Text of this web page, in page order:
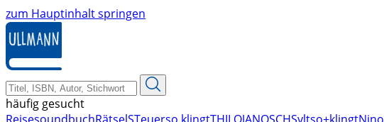
zum Hauptinhalt springen
häufig gesucht